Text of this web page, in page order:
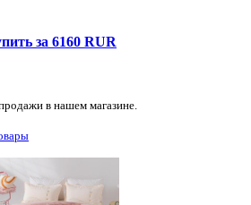
за 6160 RUR
в нашем магазине.